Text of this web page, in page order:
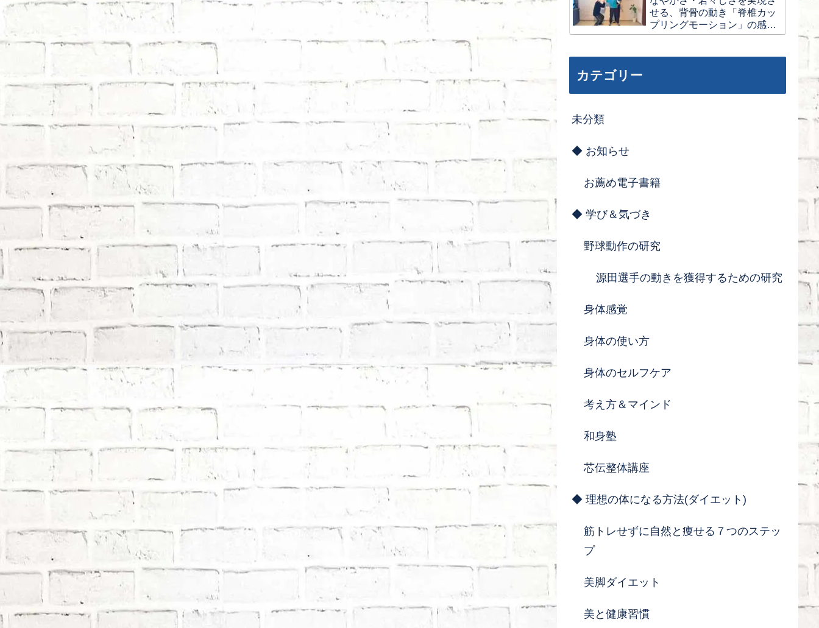
せる、背骨の動き「脊椎カッ
プリングモーション」の感覚
とは？
カテゴリー
未分類
◆ お知らせ
お薦め電子書籍
◆ 学び＆気づき
野球動作の研究
源田選手の動きを獲得するための研究
身体感覚
身体の使い方
身体のセルフケア
考え方＆マインド
和身塾
芯伝整体講座
◆ 理想の体になる方法(ダイエット)
筋トレせずに自然と痩せる７つのステッ
プ
美脚ダイエット
美と健康習慣